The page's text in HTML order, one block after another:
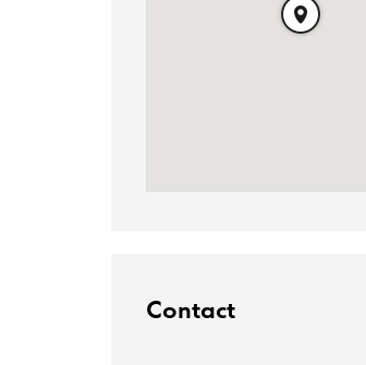
Contact